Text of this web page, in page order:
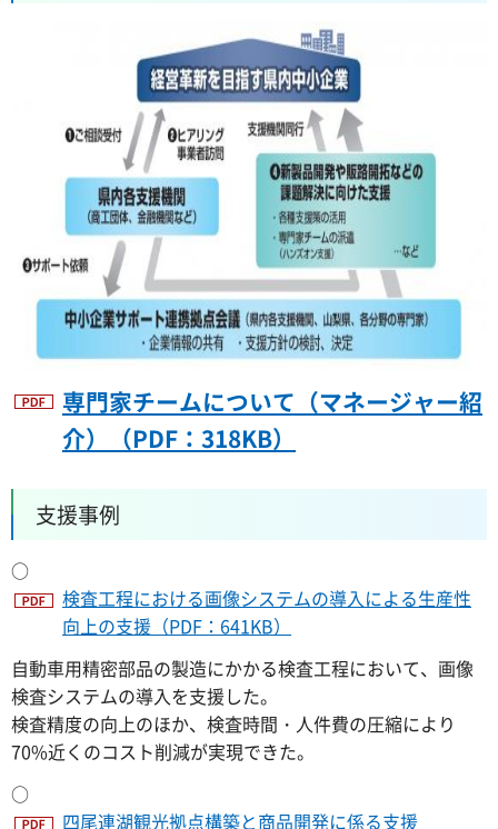
専門家チームについて（マネージャー紹
介）（PDF：318KB）
支援事例
○
検査工程における画像システムの導入による生産性
向上の支援（PDF：641KB）
自動車用精密部品の製造にかかる検査工程において、画像
検査システムの導入を支援した。
検査精度の向上のほか、検査時間・人件費の圧縮により
70%近くのコスト削減が実現できた。
○
四尾連湖観光拠点構築と商品開発に係る支援